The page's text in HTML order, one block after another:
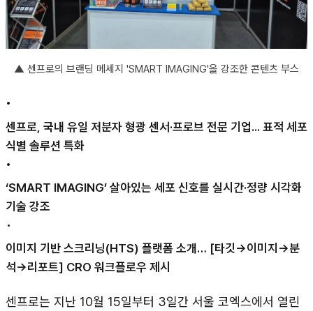
▲ 센프로의 브랜딩 메세지 'SMART IMAGING'을 강조한 콘텐츠 부스
•
센프로, 국내 유일 저분자 형광 센서·프로브 전문 기업... 표적 세포
식별 솔루션 특화
•
‘SMART IMAGING’ 살아있는 세포 신호를 실시간·정량 시각화
기술 강조
•
이미지 기반 스크리닝(HTS) 플랫폼 소개… [타깃→이미지→분
석→리포트] CRO 워크플로우 제시
센프로는 지난 10월 15일부터 3일간 서울 코엑스에서 열린